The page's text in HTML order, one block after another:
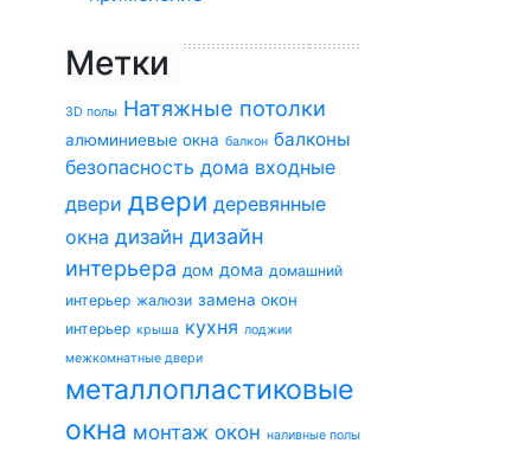
Метки
3D полы Натяжные потолки
алюминиевые окна балкон балконы
безопасность дома входные
двери двери деревянные
окна дизайн дизайн
интерьера дом дома домашний
интерьер жалюзи замена окон
интерьер крыша кухня лоджии
межкомнатные двери
металлопластиковые
окна монтаж окон наливные полы